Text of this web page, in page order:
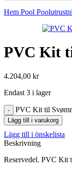
Hem Pool
PVC Kit
4.204,00 kr
Endast 3 i lager
PVC Kit til
Lägg till i varukorg
Lägg till i önskelista
Beskrivning
Reservedel. PVC Kit